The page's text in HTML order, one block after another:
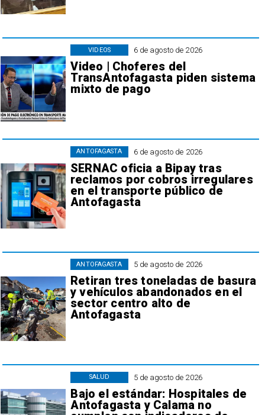
6 de agosto de 2026
Video | Choferes del
TransAntofagasta piden sistema
mixto de pago
VIDEOS
6 de agosto de 2026
SERNAC oficia a Bipay tras
reclamos por cobros irregulares
en el transporte público de
Antofagasta
ANTOFAGASTA
5 de agosto de 2026
Retiran tres toneladas de basura
y vehículos abandonados en el
sector centro alto de
Antofagasta
ANTOFAGASTA
5 de agosto de 2026
Bajo el estándar: Hospitales de
Antofagasta y Calama no
SALUD